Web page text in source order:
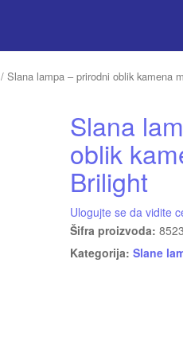
/ Slana lampa – prirodni oblik kamena
Slana
oblik
Brilight
Ulogujte se da vidite
Šifra proizvoda:
Kategorija: Slane